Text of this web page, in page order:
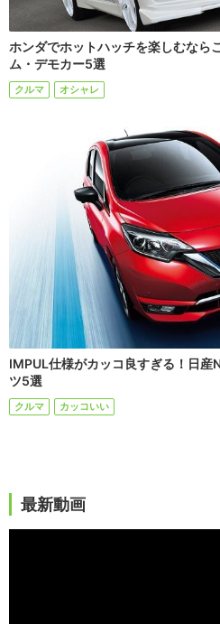
ホンダでホットハッチを楽しむなら
ム・デモカー5選
クルマ オシャレ
IMPUL仕様がカッコ良すぎる！日産
ツ5選
クルマ カッコいい
最新動画